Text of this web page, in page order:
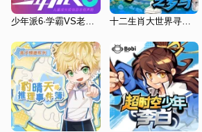
少年派6·学霸VS老爸篇 十二生肖大世界寻宝记之罗马